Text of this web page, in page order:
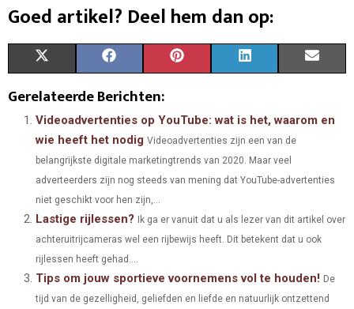
Goed artikel? Deel hem dan op:
R
O
T
W
T
E
R
A
R
O
C
E
O
K
A
R
N
T
T
A
R
N
K
A
Gerelateerde Berichten:
Videoadvertenties op YouTube: wat is het, waarom en
wie heeft het nodig Videoadvertenties zijn een van de
belangrijkste digitale marketingtrends van 2020. Maar veel
adverteerders zijn nog steeds van mening dat YouTube-advertenties
niet geschikt voor hen zijn,...
Lastige rijlessen? Ik ga er vanuit dat u als lezer van dit artikel over
achteruitrijcameras wel een rijbewijs heeft. Dit betekent dat u ook
rijlessen heeft gehad....
Tips om jouw sportieve voornemens vol te houden! De
tijd van de gezelligheid, geliefden en liefde en natuurlijk ontzettend